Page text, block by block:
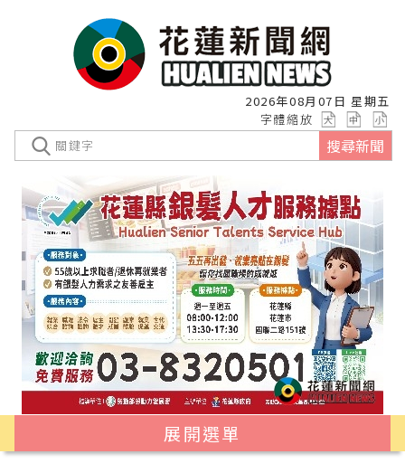
2026年08月07日 星期五
字體縮放
搜尋新聞
展開選單